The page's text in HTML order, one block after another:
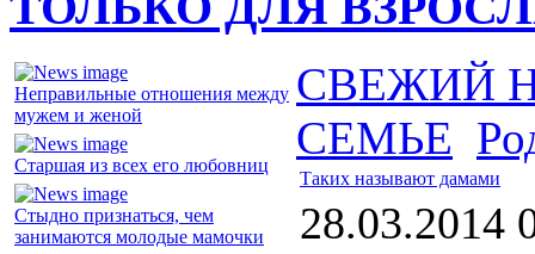
Неправильные отношения между
мужем и женой
Старшая из всех его любовниц
Стыдно признаться, чем
занимаются молодые мамочки
СВЕЖИЙ
СЕМЬЕ
Таких называют дамами
28.03.2014